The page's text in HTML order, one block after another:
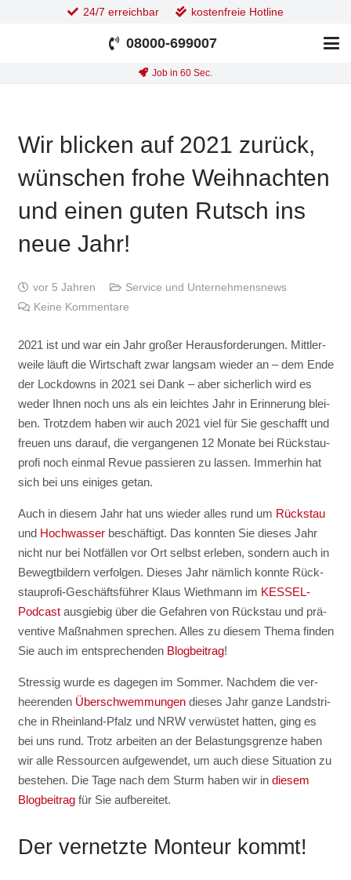
24/7 erreichbar kostenfreie Hotline
08000-699007
Job in 60 Sec.
Wir bli­cken auf 2021 zurück,
wün­schen fro­he Weih­nach­ten
und einen guten Rutsch ins
neue Jahr!
vor 5 Jahren
Service und Unternehmensnews
Keine Kommentare
2021 ist und war ein Jahr gro­ßer Her­aus­for­de­run­gen. Mitt­ler­
wei­le läuft die Wirt­schaft zwar lang­sam wie­der an – dem Ende
der Lock­downs in 2021 sei Dank – aber sicher­lich wird es
weder Ihnen noch uns als ein leich­tes Jahr in Erin­ne­rung blei­
ben. Trotz­dem haben wir auch 2021 viel für Sie geschafft und
freu­en uns dar­auf, die ver­gan­ge­nen 12 Mona­te bei Rück­stau­
pro­fi noch ein­mal Revue pas­sie­ren zu las­sen. Immer­hin hat
sich bei uns eini­ges getan.
Auch in die­sem Jahr hat uns wie­der alles rund um Rück­stau
und Hoch­was­serbeschäf­tigt. Das konn­ten Sie die­ses Jahr
nicht nur bei Not­fäl­len vor Ort selbst erle­ben, son­dern auch in
Bewegt­bil­dern ver­fol­gen. Die­ses Jahr näm­lich konn­te Rück­
stau­pro­fi-Geschäfts­füh­rer Klaus Wieth­mann im KES­SEL-
Pod­castaus­gie­big über die Gefah­ren von Rück­stau und prä­
ven­ti­ve Maß­nah­men spre­chen. Alles zu die­sem The­ma fin­den
Sie auch im ent­spre­chen­den Blog­bei­trag!
Stres­sig wur­de es dage­gen im Som­mer. Nach­dem die ver­
hee­ren­den Über­schwem­mun­gendie­ses Jahr gan­ze Land­stri­
che in Rhein­land-Pfalz und NRW ver­wüs­tet hat­ten, ging es
bei uns rund. Trotz arbei­ten an der Belas­tungs­gren­ze haben
wir alle Res­sour­cen auf­ge­wen­det, um auch die­se Situa­ti­on zu
bestehen. Die Tage nach dem Sturm haben wir in die­sem
Blog­bei­tragfür Sie auf­be­rei­tet.
Der ver­netz­te Mon­teur kommt!